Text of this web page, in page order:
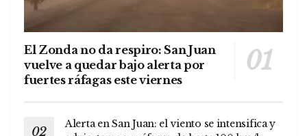
El Zonda no da respiro: San Juan
vuelve a quedar bajo alerta por
fuertes ráfagas este viernes
Alerta en San Juan: el viento se intensifica y